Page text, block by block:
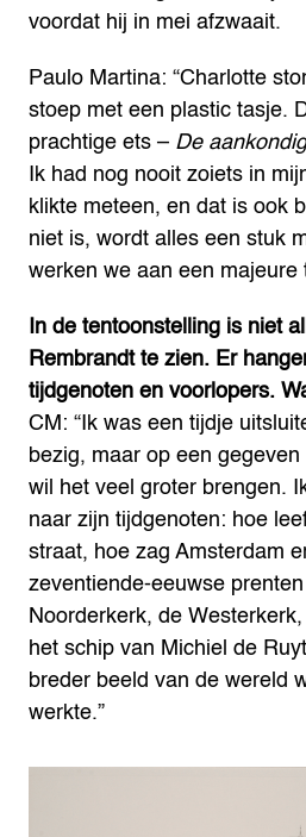
voordat hij in mei afzwaait.
Paulo Martina: “Charlotte
stoep met een plastic tasje.
prachtige ets – De
Ik had nog nooit zoiets in
klikte meteen, en dat is ook
niet is, wordt alles een stuk
werken we aan een majeure
In de tentoonstelling is niet
Rembrandt te zien. Er
tijdgenoten en voorlopers.
CM: “Ik was een tijdje
bezig, maar op een
wil het veel groter brengen.
naar zijn tijdgenoten: hoe
straat, hoe zag Amsterdam
zeventiende-eeuwse
Noorderkerk, de
het schip van Michiel de
breder beeld van de wereld
werkte.”